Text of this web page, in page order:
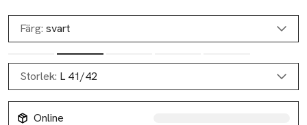
Färg: svart
Storlek: L 41/42
Online